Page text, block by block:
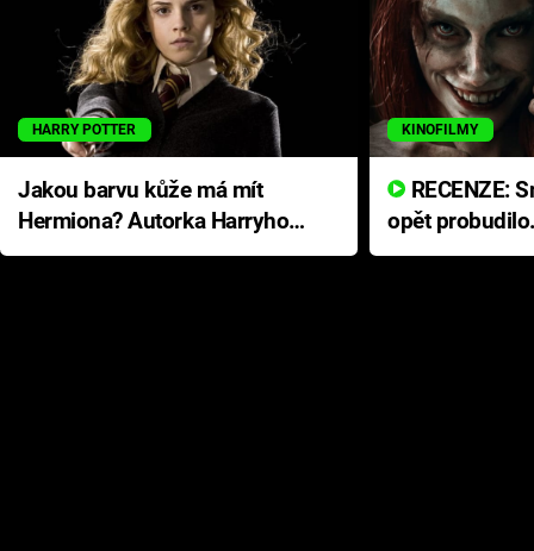
HARRY POTTER
Jakou barvu kůže má mít
Hermiona? Autorka Harryho
Pottera přišla s ráznou
KINOFILMY
opět
přichází s